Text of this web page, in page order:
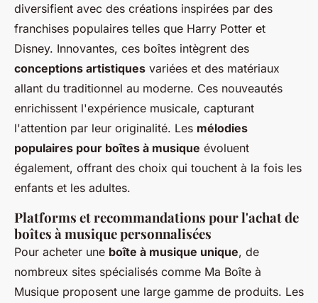
diversifient avec des créations inspirées par des
franchises populaires telles que Harry Potter et
Disney. Innovantes, ces boîtes intègrent des
conceptions artistiques variées et des matériaux
allant du traditionnel au moderne. Ces nouveautés
enrichissent l'expérience musicale, capturant
l'attention par leur originalité. Les mélodies
populaires pour boîtes à musique évoluent
également, offrant des choix qui touchent à la fois les
enfants et les adultes.
Platforms et recommandations pour l'achat de
boîtes à musique personnalisées
Pour acheter une boîte à musique unique, de
nombreux sites spécialisés comme Ma Boîte à
Musique proposent une large gamme de produits. Les